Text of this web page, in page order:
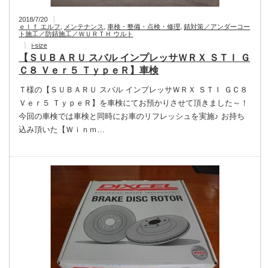
2018/7/20
ｅｌｆ エルフ
メンテナンス 車検・整備・点検・修理 錆対策／アンダーコー
ト施工／防錆施工／ＷＵＲＴＨ ウルト
i-size
【ＳＵＢＡＲＵ スバル インプレッサＷＲＸ ＳＴＩ Ｇ
Ｃ８ Ｖｅｒ５ ＴｙｐｅＲ】車検
Ｔ様の【ＳＵＢＡＲＵ スバル インプレッサＷＲＸ ＳＴＩ ＧＣ８
Ｖｅｒ５ ＴｙｐｅＲ】を車検にてお預かりさせて頂きました～！
今回の車検では車検と同時にお車のリフレッシュを実施♪ お持ち
込み頂いた【Ｗｉｎｍ…